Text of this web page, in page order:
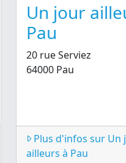
Un jour
Pau
20 rue Serviez
64000 Pau
Plus d'infos sur Un
ailleurs à Pau